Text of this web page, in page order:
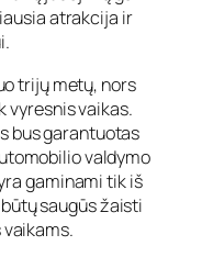
atrakcija ir
trijų metų, nors
vyresnis vaikas.
bus garantuotas
valdymo
gaminami tik iš
saugūs žaisti